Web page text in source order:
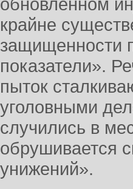
обновленном
крайне
защищенности
показатели».
пыток
уголовными
случились в
обрушивается
унижений».